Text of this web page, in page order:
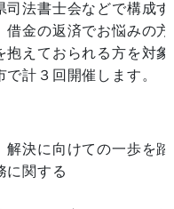
法書士会などで構成す
借金の返済でお悩みの
抱えておられる方を対
計３回開催します。
決に向けての一歩を踏
に関する